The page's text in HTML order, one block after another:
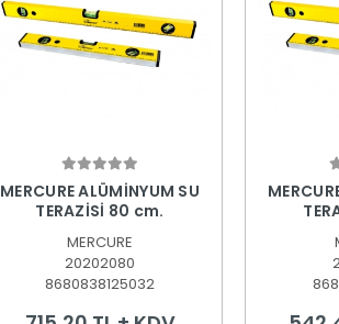
Sepete Ekle
MERCURE ALÜMİNYUM SU
TERAZİSİ 80 cm.
MERCURE
20202080
8680838125032